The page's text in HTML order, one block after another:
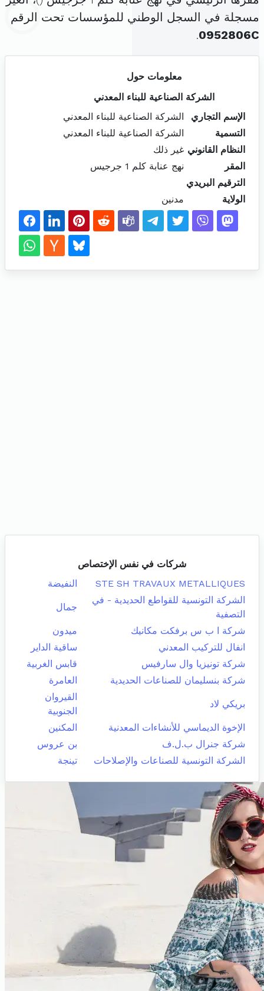
مسجلة في السجل الوطني للمؤسسات تحت الرقم
0952806C
.
معلومات حول
الشركة الصناعية للبناء المعدني
الإسم التجاري
الشركة الصناعية للبناء المعدني
التسمية
الشركة الصناعية للبناء المعدني
النظام القانوني غير ذلك
المقر
نهج عنابة كلم 1 جرجيس
الترقيم البريدي
الولاية
مدنين
شركات في نفس الإختصاص
STE SH TRAVAUX METALLIQUES
النفيضة
الشركة التونسية للقواطع الحديدية - في
التصفية
جمال
شركة ا ب س برفكت مكانيك
ميدون
انفال للتركيب المعدني
ساقية الداير
شركة تونيزيا وال سارفيس
قابس الغربية
شركة بنسليمان للصناعات الحديدية
العامرة
بريكي لاد
القيروان
الجنوبية
الإخوة الديماسي للأنشاءات المعدنية
المكنين
شركة جنرال ب.ل.ف
بن عروس
الشركة التونسية للصناعات والإصلاحات
تينجة